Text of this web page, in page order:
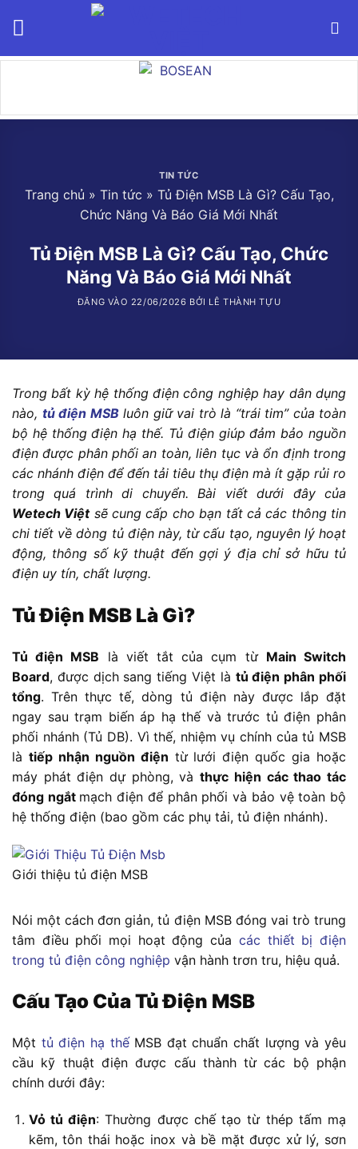
TIN TỨC
Trang chủ » Tin tức » Tủ Điện MSB Là Gì? Cấu Tạo,
Chức Năng Và Báo Giá Mới Nhất
Tủ Điện MSB Là Gì? Cấu Tạo, Chức
Năng Và Báo Giá Mới Nhất
ĐĂNG VÀO 22/06/2026 BỞI LÊ THÀNH TỰU
Trong bất kỳ hệ thống điện công nghiệp hay dân dụng
nào, tủ điện MSBluôn giữ vai trò là “trái tim” của toàn
bộ hệ thống điện hạ thế. Tủ điện giúp đảm bảo nguồn
điện được phân phối an toàn, liên tục và ổn định trong
các nhánh điện để đến tải tiêu thụ điện mà ít gặp rủi ro
trong quá trình di chuyển. Bài viết dưới đây của
Wetech Việtsẽ cung cấp cho bạn tất cả các thông tin
chi tiết về dòng tủ điện này, từ cấu tạo, nguyên lý hoạt
động, thông số kỹ thuật đến gợi ý địa chỉ sở hữu tủ
điện uy tín, chất lượng.
Tủ Điện MSB Là Gì?
Tủ điện MSB là viết tắt của cụm từ Main Switch
Board, được dịch sang tiếng Việt là tủ điện phân phối
tổng. Trên thực tế, dòng tủ điện này được lắp đặt
ngay sau trạm biến áp hạ thế và trước tủ điện phân
phối nhánh (Tủ DB). Vì thế, nhiệm vụ chính của tủ MSB
là tiếp nhận nguồn điện từ lưới điện quốc gia hoặc
máy phát điện dự phòng, vàthực hiện các thao tác
đóng ngắt mạch điện để phân phối và bảo vệ toàn bộ
hệ thống điện (bao gồm các phụ tải, tủ điện nhánh).
Giới thiệu tủ điện MSB
Nói một cách đơn giản, tủ điện MSB đóng vai trò trung
tâm điều phối mọi hoạt động của các thiết bị điện
trong tủ điện công nghiệp vận hành trơn tru, hiệu quả.
Cấu Tạo Của Tủ Điện MSB
Một tủ điện hạ thếMSB đạt chuẩn chất lượng và yêu
cầu kỹ thuật điện được cấu thành từ các bộ phận
chính dưới đây:
Vỏ tủ điện: Thường được chế tạo từ thép tấm mạ
kẽm, tôn thái hoặc inox và bề mặt được xử lý, sơn